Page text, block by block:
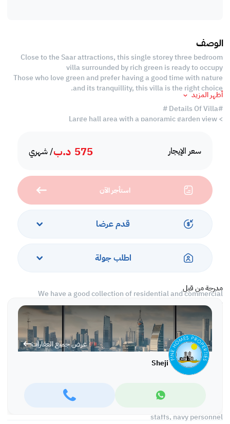
سعر الإيجار 575 د.ب/ شهري
استأجر الآن
قدم عرضا
اطلب جولة
مدرجة من قبل
عرض جميع العقارات
Sheji
الوصف
Close to the Saar attractions, this single storey three bedroom
villa surrounded by rich green is ready to occupy
Those who love green and prefer having a good time with nature
and its tranquillity, this villa is the right choice.
#Details Of Villa #
> Large hall area with a panoramic garden view
> the villa has a closed kitchen with state of the art marble
countertops alongside inbuilt racks with ample space.
We Deal only on Yearly Basis Contracts And Provide the Clients
We have a good collection of residential and commercial
properties all over in Bahrain which suits the budgets and interest
of our clients whether they be, executives, company staffs, navy
personnel, families
We Deal only on Yearly Basis Contracts And Provide the Clients
with a Highly Professional Work
We have a good collection of residential and commercial
properties all over in Bahrain which suits the budgets and interest
staffs, navy personnel
أظهر المزيد